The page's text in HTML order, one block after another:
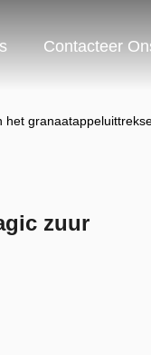
Contacteer
zuur